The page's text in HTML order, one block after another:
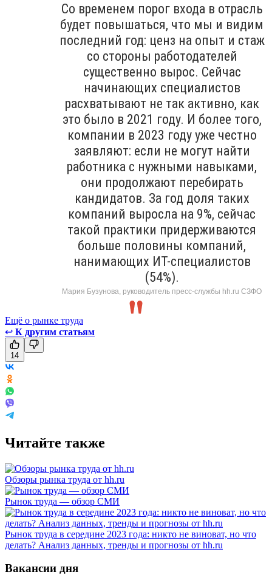
Со временем порог входа в отрасль
будет повышаться, что мы и видим
последний год: ценз на опыт и стаж
со стороны работодателей
существенно вырос. Сейчас
начинающих специалистов
расхватывают не так активно, как
это было в 2021 году. И более того,
компании в 2023 году уже честно
заявляют: если не могут найти
работника с нужными навыками,
они продолжают перебирать
кандидатов. За год доля таких
компаний выросла на 9%, сейчас
такой практики придерживаются
больше половины компаний,
нанимающих ИТ-специалистов
(54%).
Мария Бузунова, руководитель пресс-службы hh.ru СЗФО
Ещё о рынке труда
↩ К другим статьям
14
Читайте также
Обзоры рынка труда от hh.ru
Рынок труда — обзор СМИ
Рынок труда в середине 2023 года: никто не виноват, но что
делать? Анализ данных, тренды и прогнозы от hh.ru
Вакансии дня